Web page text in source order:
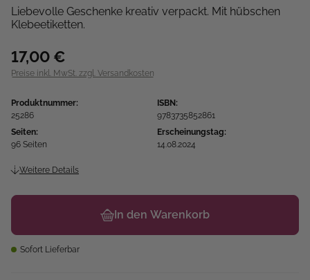
Liebevolle Geschenke kreativ verpackt. Mit hübschen
Klebeetiketten.
17,00 €
Preise inkl. MwSt. zzgl. Versandkosten
Produktnummer:
25286
ISBN:
9783735852861
Seiten:
96 Seiten
Erscheinungstag:
14.08.2024
Weitere Details
In den Warenkorb
Sofort Lieferbar